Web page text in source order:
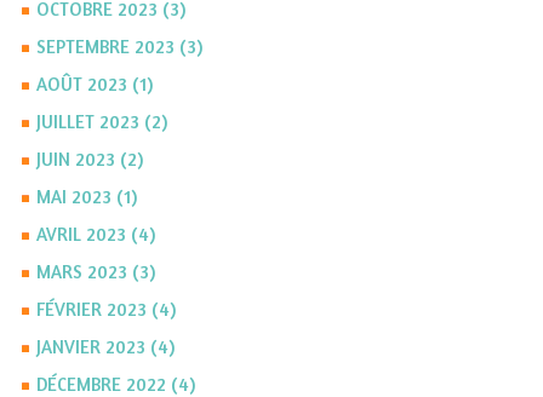
OCTOBRE 2023 (3)
SEPTEMBRE 2023 (3)
AOÛT 2023 (1)
JUILLET 2023 (2)
JUIN 2023 (2)
MAI 2023 (1)
AVRIL 2023 (4)
MARS 2023 (3)
FÉVRIER 2023 (4)
JANVIER 2023 (4)
DÉCEMBRE 2022 (4)